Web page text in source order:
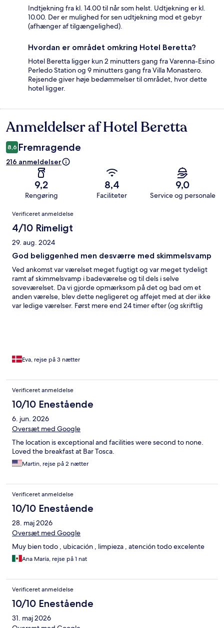
Indtjekning fra kl. 14.00 til når som helst. Udtjekning er kl.
10.00. Der er mulighed for sen udtjekning mod et gebyr
(afhænger af tilgængelighed).
Hvordan er området omkring Hotel Beretta?
Hotel Beretta ligger kun 2 minutters gang fra Varenna-Esino
Perledo Station og 9 minutters gang fra Villa Monastero.
Rejsende giver høje bedømmelser til området, hvor dette
hotel ligger.
Anmeldelser
Anmeldelser af Hotel Beretta
8,6 Fremragende
216 anmeldelser
9,2
Rengøring
8,4
Faciliteter
9,0
Service og personale
Anmeldelser
Verificeret anmeldelse
4/10 Rimeligt
29. aug. 2024
God beliggenhed men desværre med skimmelsvamp
Ved ankomst var værelset meget fugtigt og var meget tydeligt
ramt af skimmelsvamp i badeværelse og til dels i selve
soveværelset. Da vi gjorde opmærksom på det og bad om et
anden værelse, blev dette negligeret og affejet med at der ikke
var ledige værelser. Først mere end 24 timer efter (og skriftlig
Eva, rejse på 3 nætter
Verificeret anmeldelse
10/10 Enestående
6. jun. 2026
Oversæt med Google
The location is exceptional and facilities were second to none.
Loved the breakfast at Bar Tosca.
Martin, rejse på 2 nætter
Verificeret anmeldelse
10/10 Enestående
28. maj 2026
Oversæt med Google
Muy bien todo , ubicación , limpieza , atención todo excelente
Ana María, rejse på 1 nat
Verificeret anmeldelse
10/10 Enestående
31. maj 2026